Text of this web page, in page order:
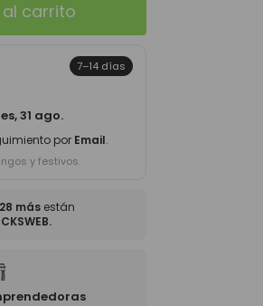
carrito
7–14 días
31 ago.
por Email.
y festivos.
más están